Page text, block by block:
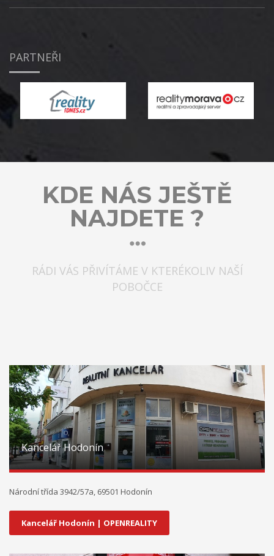
PARTNEŘI
KDE NÁS JEŠTĚ
NAJDETE ?
RÁDI VÁS PŘIVÍTÁME V KTERÉKOLIV NAŠÍ
POBOČCE
Kancelář Hodonín
Národní třída 3942/57a, 69501 Hodonín
Kancelář Hodonín | OPENREALITY